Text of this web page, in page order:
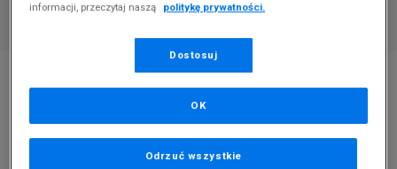
Produkt pochodzi z końcówek aktualnych kolekcji, ubiegłych
sezonów lub z ekspozycji.Szczegóły.
informacji, przeczytaj naszą
politykę prywatności.
Dostosuj
Odrzuć wszystkie
OK